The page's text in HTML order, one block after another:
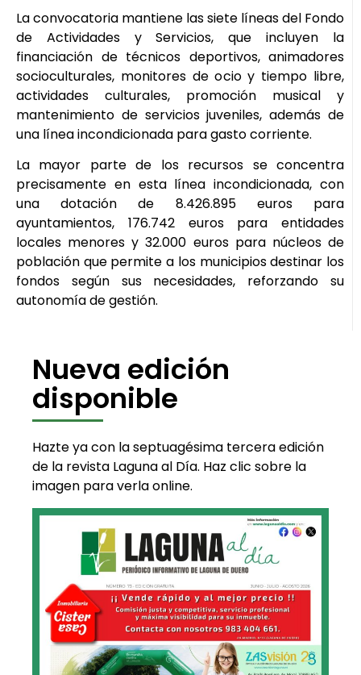
La convocatoria mantiene las siete líneas del Fondo
de Actividades y Servicios, que incluyen la
financiación de técnicos deportivos, animadores
socioculturales, monitores de ocio y tiempo libre,
actividades culturales, promoción musical y
mantenimiento de servicios juveniles, además de
una línea incondicionada para gasto corriente.
La mayor parte de los recursos se concentra
precisamente en esta línea incondicionada, con
una dotación de 8.426.895 euros para
ayuntamientos, 176.742 euros para entidades
locales menores y 32.000 euros para núcleos de
población que permite a los municipios destinar los
fondos según sus necesidades, reforzando su
autonomía de gestión.
Nueva edición
disponible
Hazte ya con la septuagésima tercera edición
de la revista Laguna al Día. Haz clic sobre la
imagen para verla online.